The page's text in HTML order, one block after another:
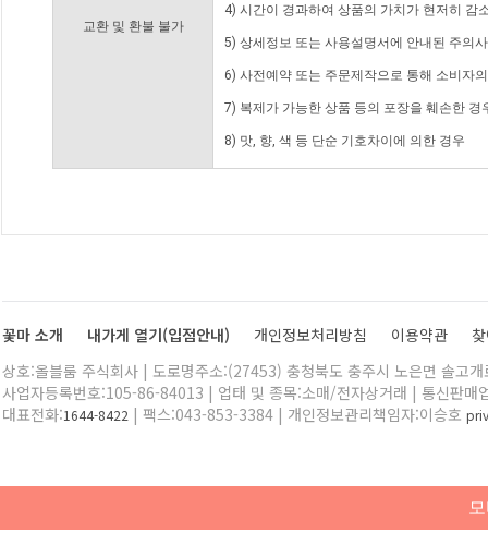
교환 및 환불 불가
4) 시간이 경과하여 상품의 가치가 현저히 감
5) 상세정보 또는 사용설명서에 안내된 주의
6) 사전예약 또는 주문제작으로 통해 소비자
7) 복제가 가능한 상품 등의 포장을 훼손한 경
8) 맛, 향, 색 등 단순 기호차이에 의한 경우
꽃마 소개 내가게 열기(입점안내) 개인정보처리방침 이용약관
상호:올블룸 주식회사 | 도로명주소:(27453) 충청북도 충주시 노은면 솔고
사업자등록번호:105-86-84013 | 업태 및 종목:소매/전자상거래 | 통신판매
대표전화:1644-8422 | 팩스:043-853-3384 | 개인정보관리책임자:이승호